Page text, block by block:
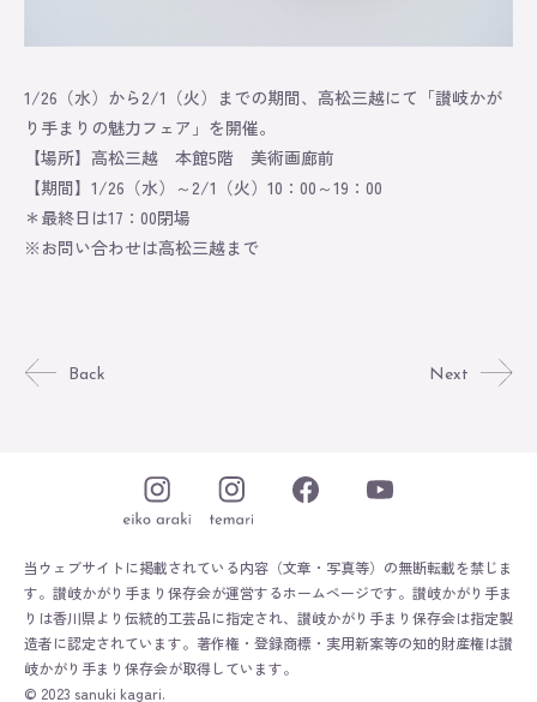
Online Store
1/26（水）から2/1（火）までの期間、高松三越にて「讃岐かが
り手まりの魅力フェア」を開催。
【場所】高松三越 本館5階 美術画廊前
【期間】1/26（水）～2/1（火）10：00～19：00
＊最終日は17：00閉場
※お問い合わせは高松三越まで
Back Next
当ウェブサイトに掲載されている内容（文章・写真等）の無断転載を禁じま
す。 讃岐かがり手まり保存会が運営するホームページです。 讃岐かがり手ま
りは香川県より伝統的工芸品に指定され、讃岐かがり手まり保存会は指定製
造者に認定されています。 著作権・登録商標・実用新案等の知的財産権は讃
岐かがり手まり保存会が取得しています。
© 2023 sanuki kagari.